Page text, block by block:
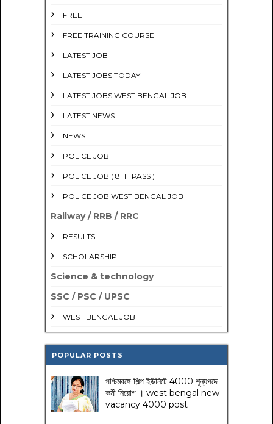
FREE
FREE TRAINING COURSE
LATEST JOB
LATEST JOBS TODAY
LATEST JOBS WEST BENGAL JOB
LATEST NEWS
NEWS
POLICE JOB
POLICE JOB ( 8TH PASS )
POLICE JOB WEST BENGAL JOB
Railway / RRB / RRC
RESULTS
SCHOLARSHIP
Science & technology
SSC / PSC / UPSC
WEST BENGAL JOB
POPULAR POSTS
পশ্চিমবঙ্গে শিল্প ইউনিটে 4000 শূন্যপদে
কর্মী নিয়োগ । west bengal new
vacancy 4000 post